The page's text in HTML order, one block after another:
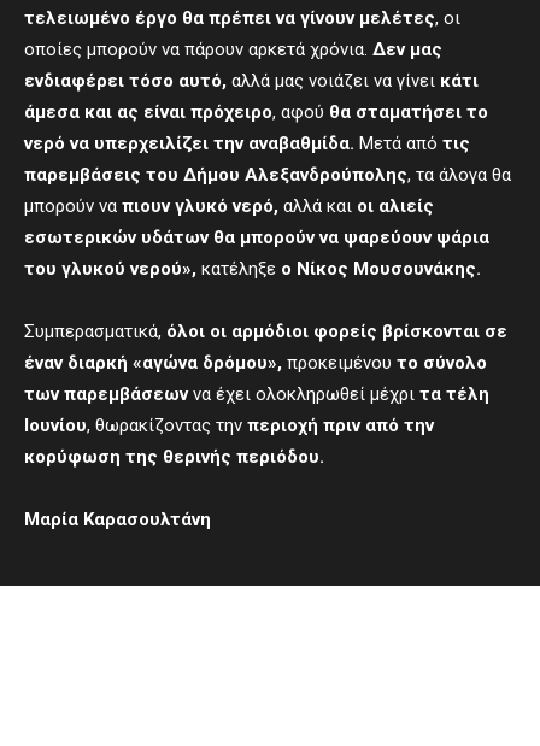
τελειωμένο έργο θα πρέπει να γίνουν μελέτες, οι
οποίες μπορούν να πάρουν αρκετά χρόνια. Δεν μας
ενδιαφέρει τόσο αυτό, αλλά μας νοιάζει να γίνει κάτι
άμεσα και ας είναι πρόχειρο, αφού θα σταματήσει το
νερό να υπερχειλίζει την αναβαθμίδα. Μετά από τις
παρεμβάσεις του Δήμου Αλεξανδρούπολης, τα άλογα θα
μπορούν να πιουν γλυκό νερό, αλλά και οι αλιείς
εσωτερικών υδάτων θα μπορούν να ψαρεύουν ψάρια
του γλυκού νερού», κατέληξε ο Νίκος Μουσουνάκης.
Συμπερασματικά, όλοι οι αρμόδιοι φορείς βρίσκονται σε
έναν διαρκή «αγώνα δρόμου», προκειμένου το σύνολο
των παρεμβάσεωννα έχει ολοκληρωθεί μέχρι τα τέλη
Ιουνίου, θωρακίζοντας την περιοχή πριν από την
κορύφωση της θερινής περιόδου.
Μαρία Καρασουλτάνη